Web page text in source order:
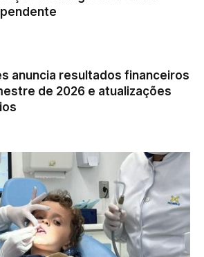
anuncia resultados financeiros
de 2026 e atualizações